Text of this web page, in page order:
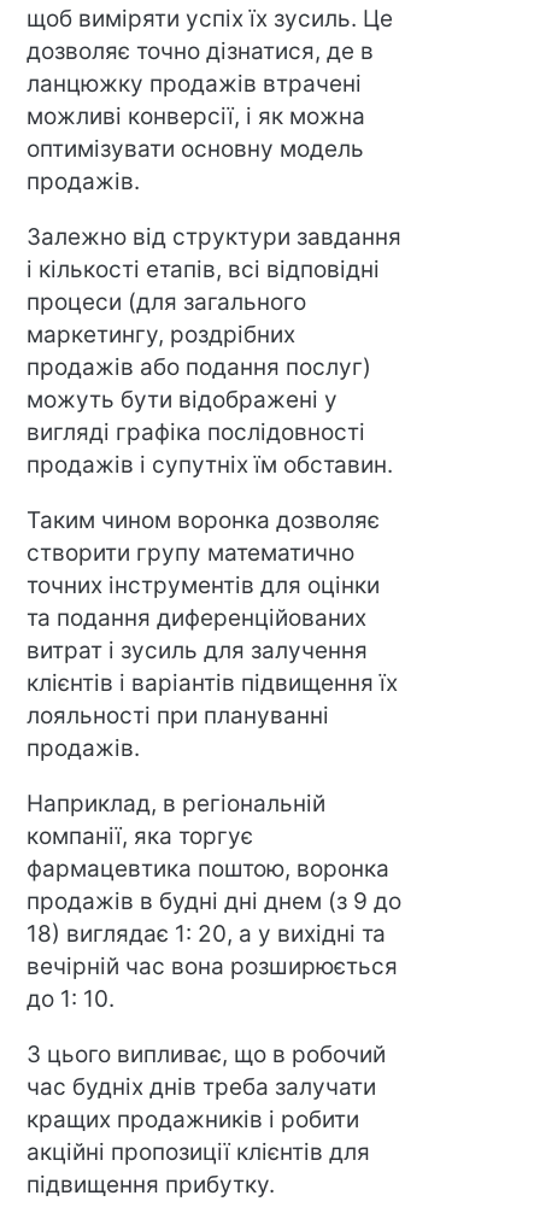
щоб виміряти успіх їх зусиль. Це
дозволяє точно дізнатися, де в
ланцюжку продажів втрачені
можливі конверсії, і як можна
оптимізувати основну модель
продажів.
Залежно від структури завдання
і кількості етапів, всі відповідні
процеси (для загального
маркетингу, роздрібних
продажів або подання послуг)
можуть бути відображені у
вигляді графіка послідовності
продажів і супутніх їм обставин.
Таким чином воронка дозволяє
створити групу математично
точних інструментів для оцінки
та подання диференційованих
витрат і зусиль для залучення
клієнтів і варіантів підвищення їх
лояльності при плануванні
продажів.
Наприклад, в регіональній
компанії, яка торгує
фармацевтика поштою, воронка
продажів в будні дні днем (з 9 до
18) виглядає 1: 20, а у вихідні та
вечірній час вона розширюється
до 1: 10.
З цього випливає, що в робочий
час будніх днів треба залучати
кращих продажників і робити
акційні пропозиції клієнтів для
підвищення прибутку.